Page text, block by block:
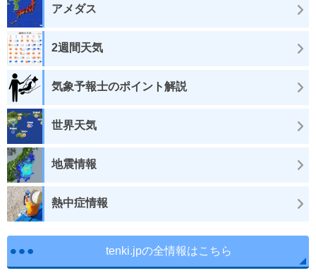
アメダス
2週間天気
気象予報士のポイント解説
世界天気
地震情報
熱中症情報
tenki.jpの全情報はこちら